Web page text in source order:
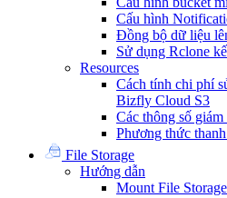
Cấu hình
Đồng bộ dữ liệu
Sử dụng Rclone
Resources
Cách tính chi phí
Bizfly Cloud S3
Các thông số giám
Phương thức
File Storage
Hướng dẫn
Mount File